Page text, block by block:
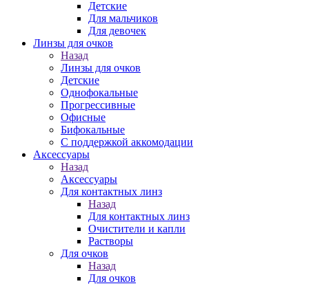
Детские
Для мальчиков
Для девочек
Линзы для очков
Назад
Линзы для очков
Детские
Однофокальные
Прогрессивные
Офисные
Бифокальные
С поддержкой аккомодации
Аксессуары
Назад
Аксессуары
Для контактных линз
Назад
Для контактных линз
Очистители и капли
Растворы
Для очков
Назад
Для очков